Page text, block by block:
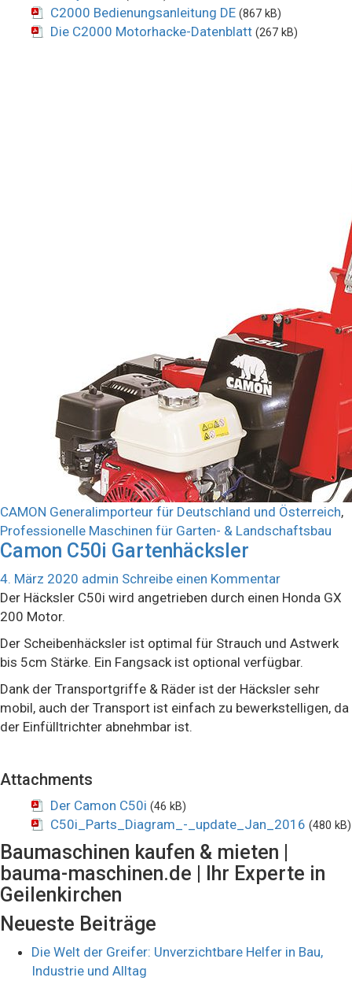
C2000 Bedienungsanleitung DE (867 kB)
Die C2000 Motorhacke-Datenblatt (267 kB)
CAMON Generalimporteur für Deutschland und Österreich,
Professionelle Maschinen für Garten- & Landschaftsbau
Camon C50i Gartenhäcksler
4. März 2020 admin Schreibe einen Kommentar
Der Häcksler C50i wird angetrieben durch einen Honda GX
200 Motor.
Der Scheibenhäcksler ist optimal für Strauch und Astwerk
bis 5cm Stärke. Ein Fangsack ist optional verfügbar.
Dank der Transportgriffe & Räder ist der Häcksler sehr
mobil, auch der Transport ist einfach zu bewerkstelligen, da
der Einfülltrichter abnehmbar ist.
Attachments
Der Camon C50i (46 kB)
C50i_Parts_Diagram_-_update_Jan_2016 (480 kB)
Baumaschinen kaufen & mieten |
bauma-maschinen.de | Ihr Experte in
Geilenkirchen
Neueste Beiträge
Die Welt der Greifer: Unverzichtbare Helfer in Bau,
Industrie und Alltag